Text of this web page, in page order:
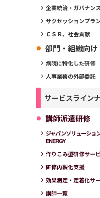
企業統治・ガバナンス
サクセッションプラ
ＣＳＲ、社会貢献
部門・組織向け
病院に特化した研修
人事業務の外部委託
サービスライン
講師派遣研修
ジャパンソリューショ
ENERGY
作りこみ型研修サー
研修内製化支援
効果測定・定着化サ
講師一覧